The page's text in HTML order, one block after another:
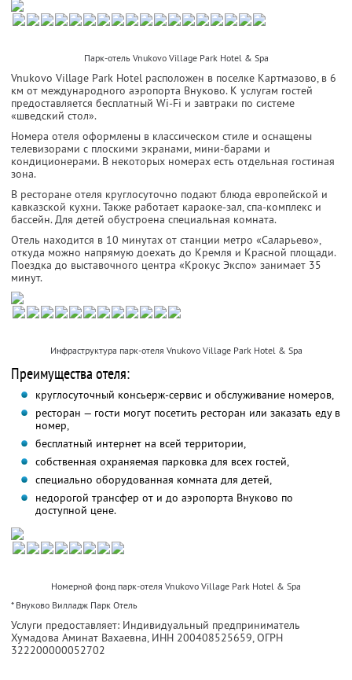
Парк-отель Vnukovo Village Park Hotel & Spa
Vnukovo Village Park Hotel расположен в поселке Картмазово, в 6
км от международного аэропорта Внуково. К услугам гостей
предоставляется бесплатный Wi-Fi и завтраки по системе
«шведский стол».
Номера отеля оформлены в классическом стиле и оснащены
телевизорами с плоскими экранами, мини-барами и
кондиционерами. В некоторых номерах есть отдельная гостиная
зона.
В ресторане отеля круглосуточно подают блюда европейской и
кавказской кухни. Также работает караоке-зал, спа-комплекс и
бассейн. Для детей обустроена специальная комната.
Отель находится в 10 минутах от станции метро «Саларьево»,
откуда можно напрямую доехать до Кремля и Красной площади.
Поездка до выставочного центра «Крокус Экспо» занимает 35
минут.
Инфраструктура парк-отеля Vnukovo Village Park Hotel & Spa
Преимущества отеля:
круглосуточный консьерж-сервис и обслуживание номеров,
ресторан — гости могут посетить ресторан или заказать еду в
номер,
бесплатный интернет на всей территории,
собственная охраняемая парковка для всех гостей,
специально оборудованная комната для детей,
недорогой трансфер от и до аэропорта Внуково по
доступной цене.
Номерной фонд парк-отеля Vnukovo Village Park Hotel & Spa
* Внуково Вилладж Парк Отель
Услуги предоставляет: Индивидуальный предприниматель
Хумадова Аминат Вахаевна, ИНН 200408525659, ОГРН
322200000052702